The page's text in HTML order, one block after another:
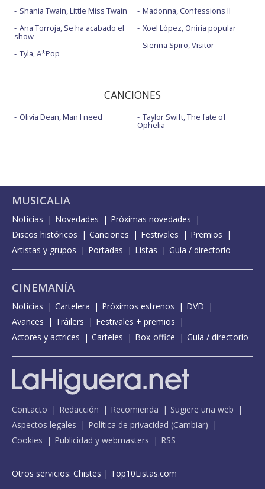
Shania Twain, Little Miss Twain
Ana Torroja, Se ha acabado el
show
Tyla, A*Pop
Madonna, Confessions II
Xoel López, Oniria popular
Sienna Spiro, Visitor
CANCIONES
Olivia Dean, Man I need Taylor Swift, The fate of
Ophelia
MUSICALIA
Noticias Novedades
Próximas novedades
Discos históricos
Canciones Festivales
Premios
Artistas y grupos
Portadas Listas Guía / directorio
CINEMANÍA
Noticias Cartelera Próximos estrenos
DVD
Avances
Tráilers
Festivales + premios
Actores y actrices
Carteles Box-office Guía / directorio
Contacto Redacción Recomienda
Sugiere una web
Aspectos legales
Política de privacidad (Cambiar)
Cookies
Publicidad y webmasters RSS
Otros servicios: Chistes | Top10Listas.com